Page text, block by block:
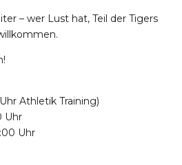
– wer Lust hat, Teil der Tigers
Athletik Training)
Uhr
Uhr